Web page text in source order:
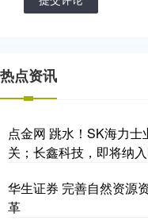
热点资讯
点金网 跳水！SK海力
关；长鑫科技，即将纳
华生证券 完善自然资源
革